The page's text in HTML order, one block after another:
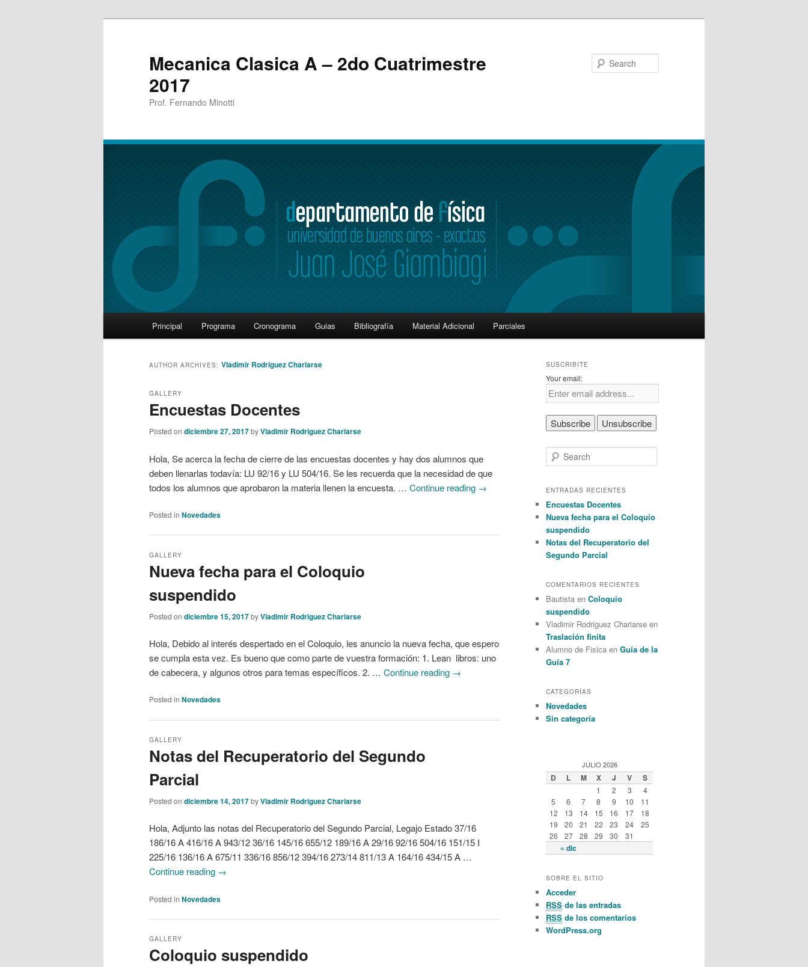
Mecanica Clasica A – 2do Cuatrimestre
2017
Prof. Fernando Minotti
Skip
content
Skip
content
Principal Programa Cronograma Guias Bibliografía Material Adicional Parciales
AUTHOR ARCHIVES: Vladimir Rodriguez Chariarse
Encuestas Docentes
GALLERY
Posted on diciembre 27, 2017byVladimir Rodriguez Chariarse
Hola, Se acerca la fecha de cierre de las encuestas docentes y hay dos alumnos que
deben llenarlas todavía: LU 92/16 y LU 504/16. Se les recuerda que la necesidad de que
todos los alumnos que aprobaron la materia llenen la encuesta. … Continue reading →
Posted in Novedades
Nueva fecha para el Coloquio
suspendido
GALLERY
Posted on diciembre 15, 2017byVladimir Rodriguez Chariarse
Hola, Debido al interés despertado en el Coloquio, les anuncio la nueva fecha, que espero
se cumpla esta vez. Es bueno que como parte de vuestra formación: 1. Lean libros: uno
de cabecera, y algunos otros para temas específicos. 2. … Continue reading →
Posted in Novedades
Notas del Recuperatorio del Segundo
Parcial
GALLERY
Posted on diciembre 14, 2017byVladimir Rodriguez Chariarse
Hola, Adjunto las notas del Recuperatorio del Segundo Parcial, Legajo Estado 37/16
186/16 A 416/16 A 943/12 36/16 145/16 655/12 189/16 A 29/16 92/16 504/16 151/15 I
225/16 136/16 A 675/11 336/16 856/12 394/16 273/14 811/13 A 164/16 434/15 A …
Continue reading →
Posted in Novedades
Coloquio suspendido
GALLERY
SUSCRIBITE
Your email:
e
r
h
ENTRADAS RECIENTES
Encuestas Docentes
Nueva fecha para el Coloquio
suspendido
Notas del Recuperatorio del
Segundo Parcial
COMENTARIOS RECIENTES
Bautista en Coloquio
suspendido
Vladimir Rodriguez Chariarse en
Traslación finita
Alumno de Fisica en Guía de la
Guía 7
CATEGORÍAS
Novedades
Sin categoría
JULIO 2026
D L M X J V S
« dic
1 2 3
4
5
6 7 8 9 10
11
12
13 14 15 16 17
18
19
20 21 22 23 24
25
26
27 28 29 30 31
SOBRE EL SITIO
Acceder
RSS de las entradas
RSS de los comentarios
WordPress.org